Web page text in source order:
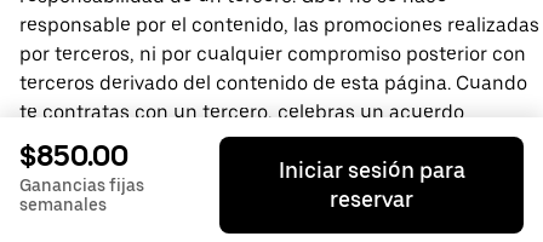
responsable por el contenido, las promociones realizadas
por terceros, ni por cualquier compromiso posterior con
terceros derivado del contenido de esta página. Cuando
te contratas con un tercero, celebras un acuerdo
directamente con él, del que Uber no forma parte. Si
tienes preguntas, comunícate directamente con el
tercero.
$850.00
Ganancias fijas
semanales
Iniciar sesión para
reservar